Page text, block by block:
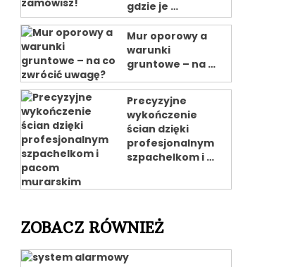
gdzie je …
Mur oporowy a
warunki
gruntowe – na …
Precyzyjne
wykończenie
ścian dzięki
profesjonalnym
szpachelkom i …
ZOBACZ RÓWNIEŻ